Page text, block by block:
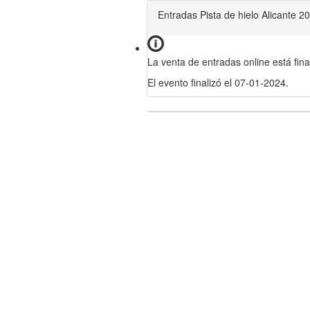
Entradas Pista de hielo Alicante
La venta de entradas online está
El evento finalizó el 07-01-2024.